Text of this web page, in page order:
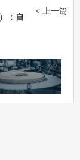
：自
< 上一篇